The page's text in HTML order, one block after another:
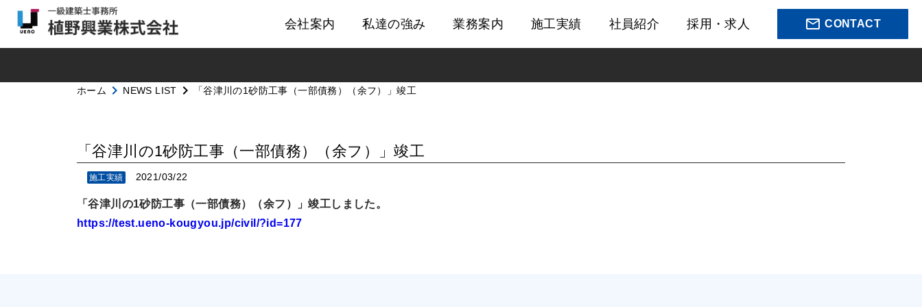
会社案内 私達の強み 業務案内
土木部
施工実績 社員紹介 採用・求人 mail_outline CONTACT
ホーム navigate_next NEWS LIST navigate_next 「谷津川の1砂防工事（一部債務）（余フ）」竣工
「谷津川の1砂防工事（一部債務）（余フ）」竣工
施工実績 2021/03/22
「谷津川の1砂防工事（一部債務）（余フ）」竣工しました。
https://test.ueno-kougyou.jp/civil/?id=177